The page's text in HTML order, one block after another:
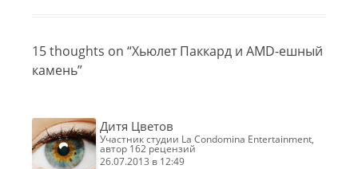
15 thoughts on “Хьюлет Паккард и AMD-ешный
камень”
Дитя Цветов
участник студии La Condomina Entertainment,
автор 162 рецензий
26.07.2013 в 12:49